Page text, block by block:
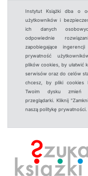
Instytut Książki dba o
użytkowników i
ich danych
odpowiednie
zapobiegające
prywatność
plików cookies, by ułatwić
serwisów oraz do celów
chcesz, by pliki cookies
Twoim dysku zmień
przeglądarki. Kliknij
naszą politykę prywatności.